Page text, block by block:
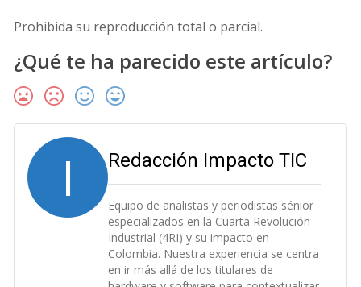
Prohibida su reproducción total o parcial.
¿Qué te ha parecido este artículo?
I Redacción Impacto TIC
Equipo de analistas y periodistas sénior
especializados en la Cuarta Revolución
Industrial (4RI) y su impacto en
Colombia. Nuestra experiencia se centra
en ir más allá de los titulares de